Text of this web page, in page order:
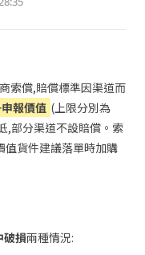
索償,賠償標準因渠道而
報價值 (上限分別為
,部分渠道不設賠償。索
值貨件建議落單時加購
破損兩種情況: